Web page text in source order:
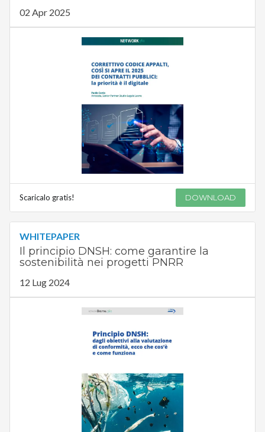
02 Apr 2025
Scaricalo gratis! DOWNLOAD
WHITEPAPER
Il principio DNSH: come garantire la
sostenibilità nei progetti PNRR
12 Lug 2024